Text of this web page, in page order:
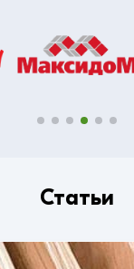
Статьи